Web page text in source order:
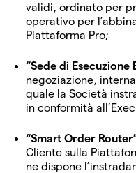
validi, ordinato per
operativo per
Piattaforma Pro;
“Sede di Esecuzione
negoziazione,
quale la Società
in conformità
“Smart Order
Cliente sulla
ne dispone